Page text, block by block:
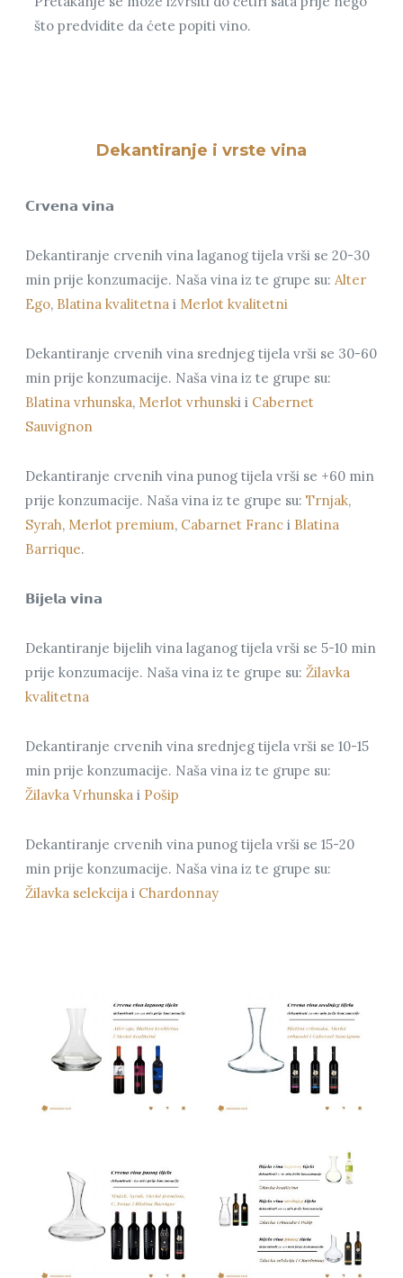
što predvidite da ćete popiti vino.
Dekantiranje i vrste vina
𝗖𝗿𝘃𝗲𝗻𝗮 𝘃𝗶𝗻𝗮
Dekantiranje crvenih vina laganog tijela vrši se 20-30
min prije konzumacije. Naša vina iz te grupe su: Alter
Ego, Blatina kvalitetna i Merlot kvalitetni
Dekantiranje crvenih vina srednjeg tijela vrši se 30-60
min prije konzumacije. Naša vina iz te grupe su:
Blatina vrhunska, Merlot vrhunski i Cabernet
Sauvignon
Dekantiranje crvenih vina punog tijela vrši se +60 min
prije konzumacije. Naša vina iz te grupe su: Trnjak,
Syrah, Merlot premium, Cabarnet Franc i Blatina
Barrique.
𝗕𝗶𝗷𝗲𝗹𝗮 𝘃𝗶𝗻𝗮
Dekantiranje bijelih vina laganog tijela vrši se 5-10 min
prije konzumacije. Naša vina iz te grupe su: Žilavka
kvalitetna
Dekantiranje crvenih vina srednjeg tijela vrši se 10-15
min prije konzumacije. Naša vina iz te grupe su:
Žilavka Vrhunska i Pošip
Dekantiranje crvenih vina punog tijela vrši se 15-20
min prije konzumacije. Naša vina iz te grupe su:
Žilavka selekcija i Chardonnay